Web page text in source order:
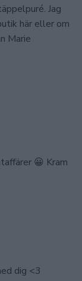
Jag
här eller om
Marie
😀 Kram
dig <3